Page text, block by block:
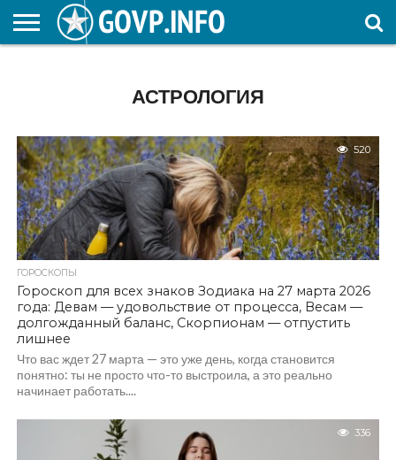
АСТРОЛОГИЯ
520
ГОРОСКОПЫ
Гороскоп для всех знаков Зодиака на 27 марта 2026
года: Девам — удовольствие от процесса, Весам —
долгожданный баланс, Скорпионам — отпустить
лишнее
Что вас ждет 27 марта — это уже день, когда становится
понятно: ты не просто что-то выстроила, а это реально
начинает работать....
336